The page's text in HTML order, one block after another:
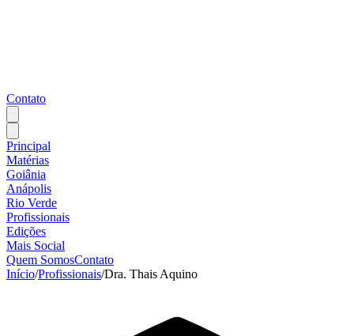
Contato
Principal
Matérias
Goiânia
Anápolis
Rio Verde
Profissionais
Edições
Mais Social
Quem SomosContato
Início/Profissionais/Dra. Thais Aquino